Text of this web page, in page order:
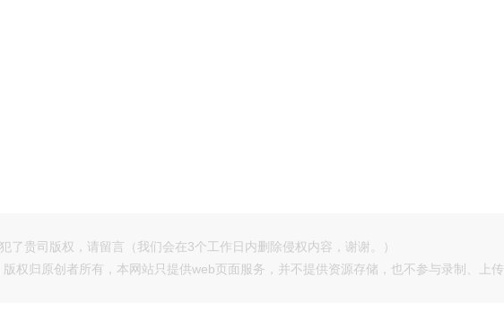
了贵司版权，请留言（我们会在3个工作日内删除侵权内容，谢谢。）
权归原创者所有，本网站只提供web页面服务，并不提供资源存储，也不参与录制、上传